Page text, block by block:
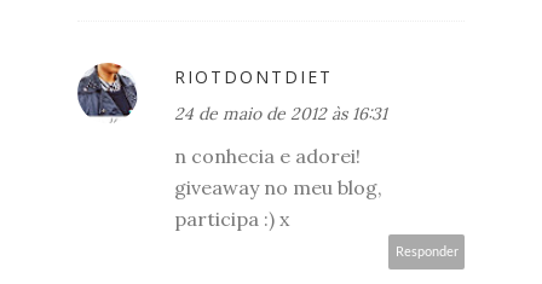
RIOTDONTDIET
24 de maio de 2012 às 16:31
n conhecia e adorei!
giveaway no meu blog,
participa :) x
Responder